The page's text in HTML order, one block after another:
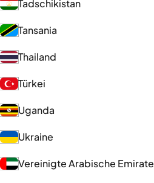
Tadschikistan
Tansania
Thailand
Türkei
Uganda
Ukraine
Vereinigte Arabische Emirate